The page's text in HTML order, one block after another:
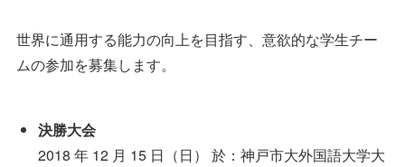
世界に通用する能力の向上を目指す、意欲的な学生チー
ムの参加を募集します。
決勝大会
2018 年 12 月 15 日（日） 於：神戸市大外国語大学大